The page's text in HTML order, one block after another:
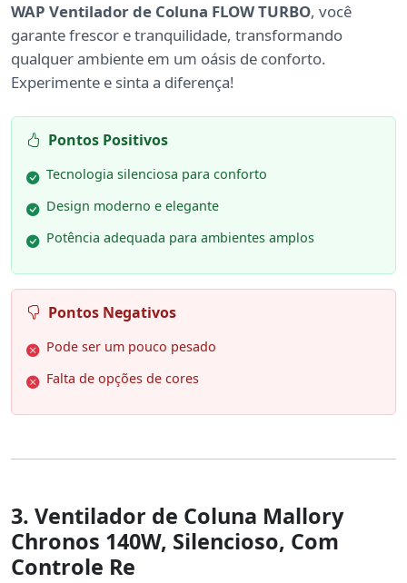
WAP Ventilador de Coluna FLOW TURBO, você
garante frescor e tranquilidade, transformando
qualquer ambiente em um oásis de conforto.
Experimente e sinta a diferença!
Pontos Positivos
Tecnologia silenciosa para conforto
Design moderno e elegante
Potência adequada para ambientes amplos
Pontos Negativos
Pode ser um pouco pesado
Falta de opções de cores
3. Ventilador de Coluna Mallory
Chronos 140W, Silencioso, Com
Controle Re